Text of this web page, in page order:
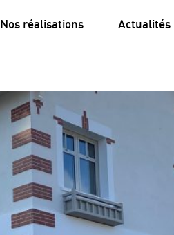
Nos réalisations Actualités